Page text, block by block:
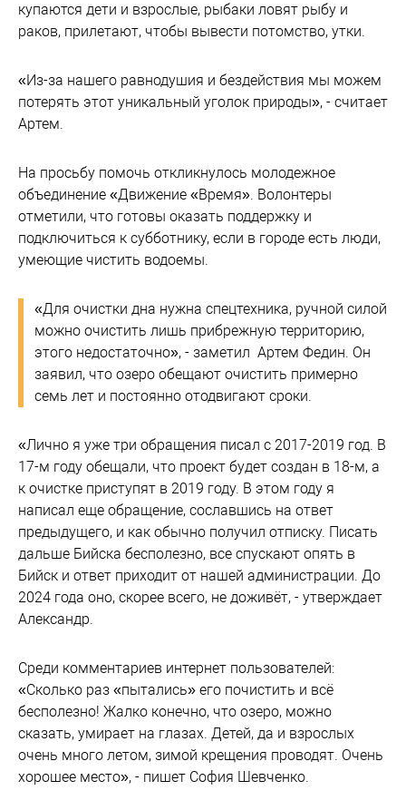
купаются дети и взрослые, рыбаки ловят рыбу и
раков, прилетают, чтобы вывести потомство, утки.
«Из-за нашего равнодушия и бездействия мы можем
потерять этот уникальный уголок природы», - считает
Артем.
На просьбу помочь откликнулось молодежное
объединение «Движение «Время». Волонтеры
отметили, что готовы оказать поддержку и
подключиться к субботнику, если в городе есть люди,
умеющие чистить водоемы.
«Для очистки дна нужна спецтехника, ручной силой
можно очистить лишь прибрежную территорию,
этого недостаточно», - заметил Артем Федин. Он
заявил, что озеро обещают очистить примерно
семь лет и постоянно отодвигают сроки.
«Лично я уже три обращения писал с 2017-2019 год. В
17-м году обещали, что проект будет создан в 18-м, а
к очистке приступят в 2019 году. В этом году я
написал еще обращение, сославшись на ответ
предыдущего, и как обычно получил отписку. Писать
дальше Бийска бесполезно, все спускают опять в
Бийск и ответ приходит от нашей администрации. До
2024 года оно, скорее всего, не доживёт, - утверждает
Александр.
Среди комментариев интернет пользователей:
«Сколько раз «пытались» его почистить и всё
бесполезно! Жалко конечно, что озеро, можно
сказать, умирает на глазах. Детей, да и взрослых
очень много летом, зимой крещения проводят. Очень
хорошее место», - пишет София Шевченко.